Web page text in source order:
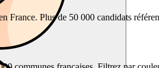
France. Plus de 50 000 candidats